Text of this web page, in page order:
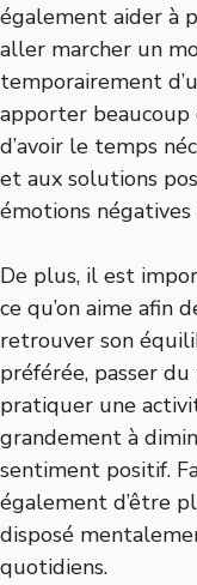
également aider à
aller marcher un
temporairement
apporter
d’avoir le temps
et aux solutions
émotions négatives
De plus, il est
ce qu’on aime afin
retrouver son
préférée, passer
pratiquer une
grandement à
sentiment positif.
également d’être
disposé
quotidiens.